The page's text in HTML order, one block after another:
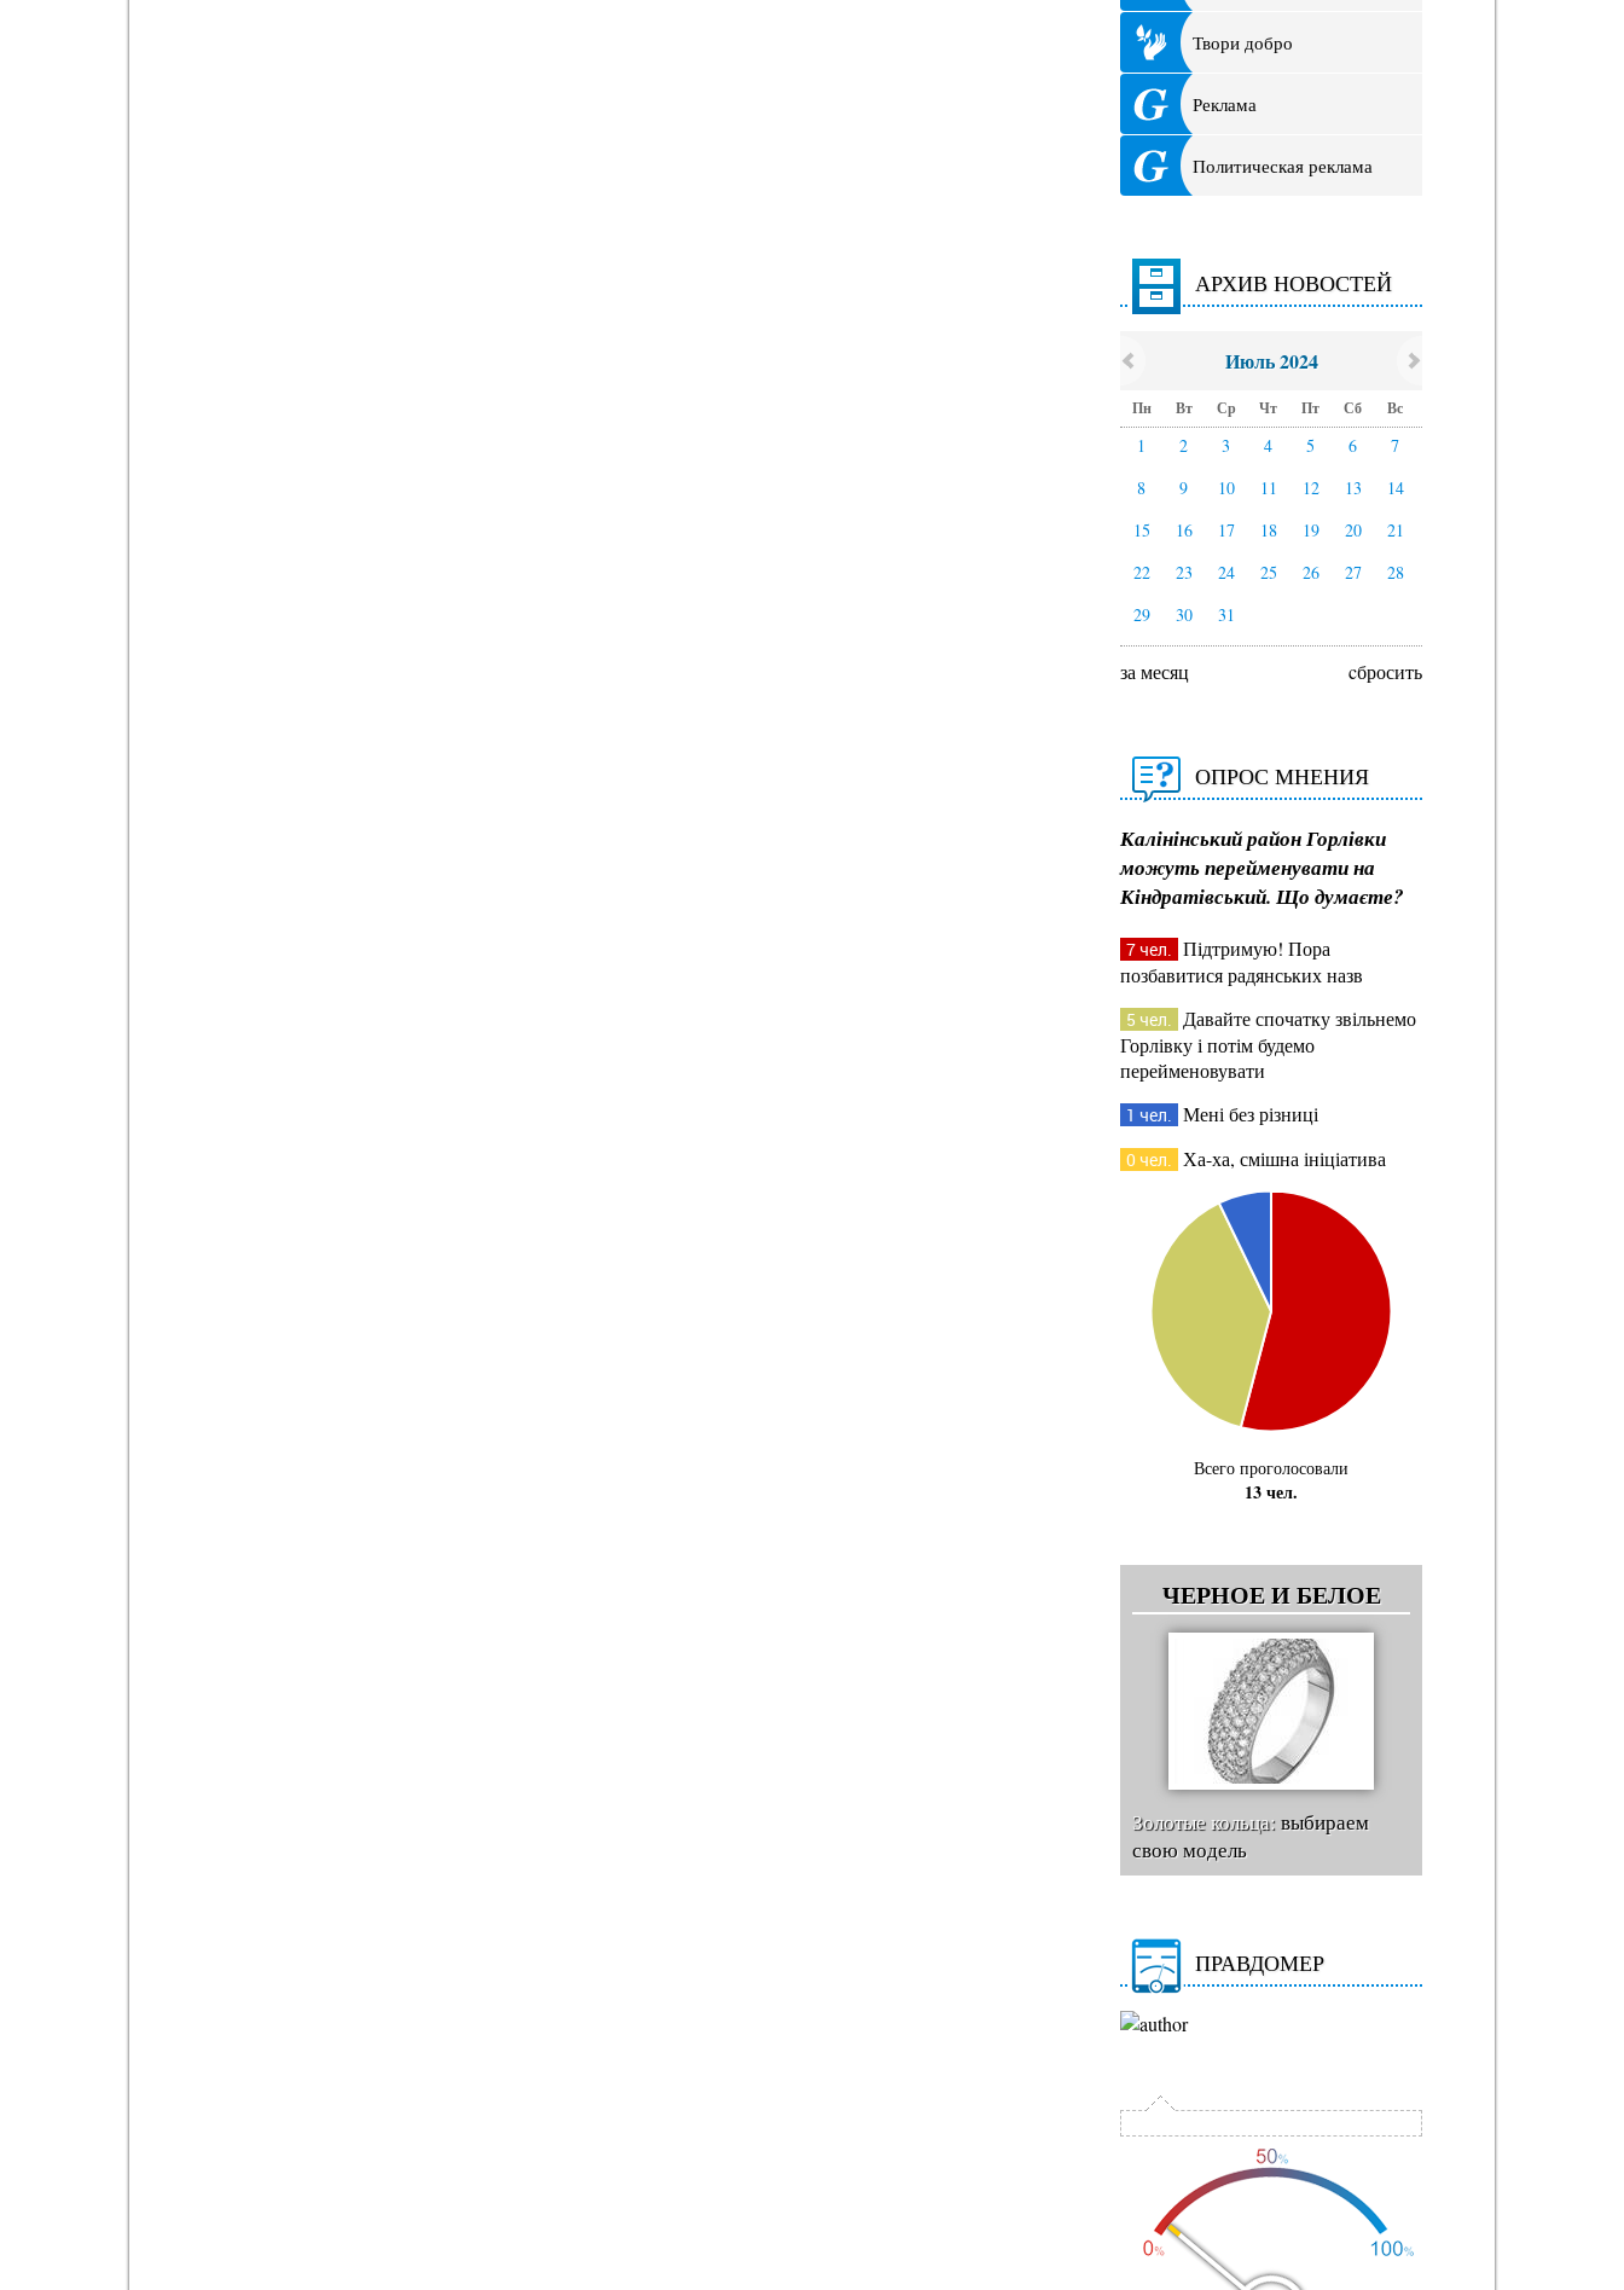
Твори добро
Реклама
Политическая реклама
АРХИВ НОВОСТЕЙ
Июль 2024
Пн Вт Ср Чт Пт Сб Вс
1 2 3 4 5 6
7
8
9 10 11 12 13
14
15
16 17 18 19 20
21
22
23 24 25 26 27
28
29
30 31
за месяц cбросить
ОПРОС МНЕНИЯ
Калінінський район Горлівки
можуть перейменувати на
Кіндратівський. Що думаєте?
7 чел. Підтримую! Пора
позбавитися радянських назв
5 чел. Давайте спочатку звільнемо
Горлівку і потім будемо
перейменовувати
1 чел. Мені без різниці
0 чел. Ха-ха, смішна ініціатива
Всего проголосовали
13 чел.
ЧЕРНОЕ И БЕЛОЕ
Золотые кольца:выбираем
свою модель
ПРАВДОМЕР